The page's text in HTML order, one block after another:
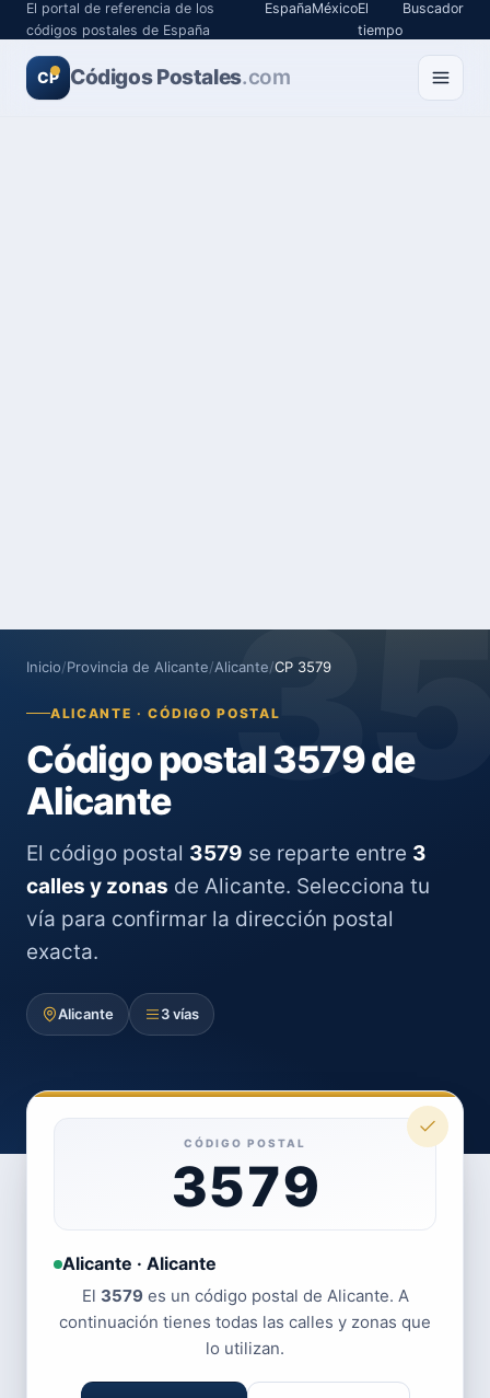
El portal de referencia de los
códigos postales de España
EspañaMéxicoEl
tiempo
Buscador
CP Códigos Postales.com
Inicio/Provincia de Alicante/Alicante/CP 3579
ALICANTE · CÓDIGO POSTAL
Código postal 3579 de
Alicante
El código postal 3579 se reparte entre 3
calles y zonas de Alicante. Selecciona tu
vía para confirmar la dirección postal
exacta.
Alicante 3 vías
CÓDIGO POSTAL
3579
Alicante · Alicante
El 3579 es un código postal de Alicante. A
continuación tienes todas las calles y zonas que
lo utilizan.